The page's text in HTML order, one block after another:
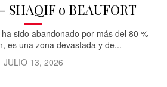
SHAQIF o BEAUFORT
sido abandonado por más del 80 %
es una zona devastada y de...
JULIO 13, 2026